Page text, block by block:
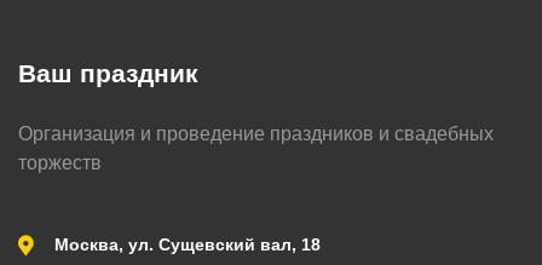
Ваш праздник
Организация и проведение праздников и свадебных
торжеств
Москва, ул. Сущевский вал, 18